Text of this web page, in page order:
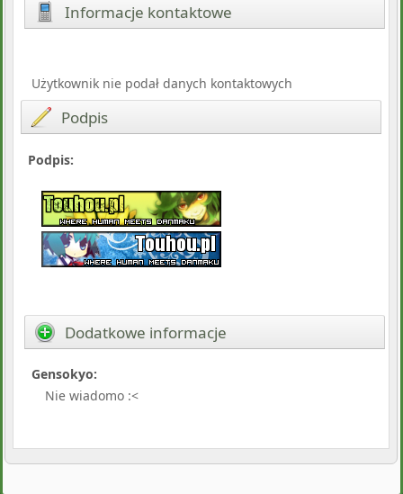
Informacje kontaktowe
Użytkownik nie podał danych kontaktowych
Podpis
Podpis:
Dodatkowe informacje
Gensokyo:
Nie wiadomo :<